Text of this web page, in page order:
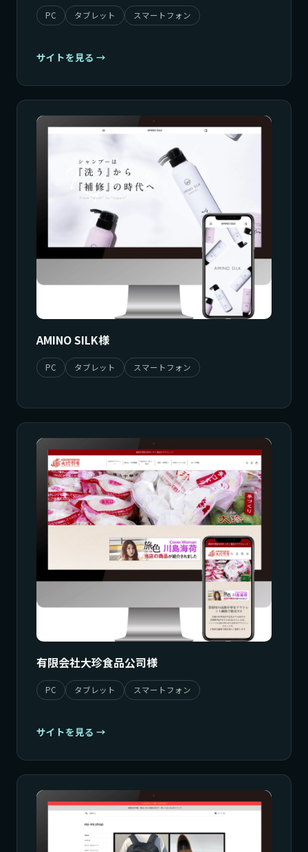
PC タブレット スマートフォン
サイトを見る
AMINO SILK様
PC タブレット スマートフォン
有限会社大珍食品公司様
PC タブレット スマートフォン
サイトを見る